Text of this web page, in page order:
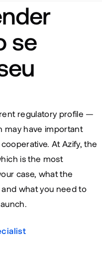
se
regulatory profile —
may have important
At Azify, the
is the most
case, what the
what you need to